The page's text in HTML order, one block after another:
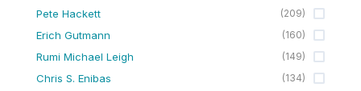
Pete Hackett (209)
Erich Gutmann (160)
Rumi Michael Leigh (149)
Chris S. Enibas (134)